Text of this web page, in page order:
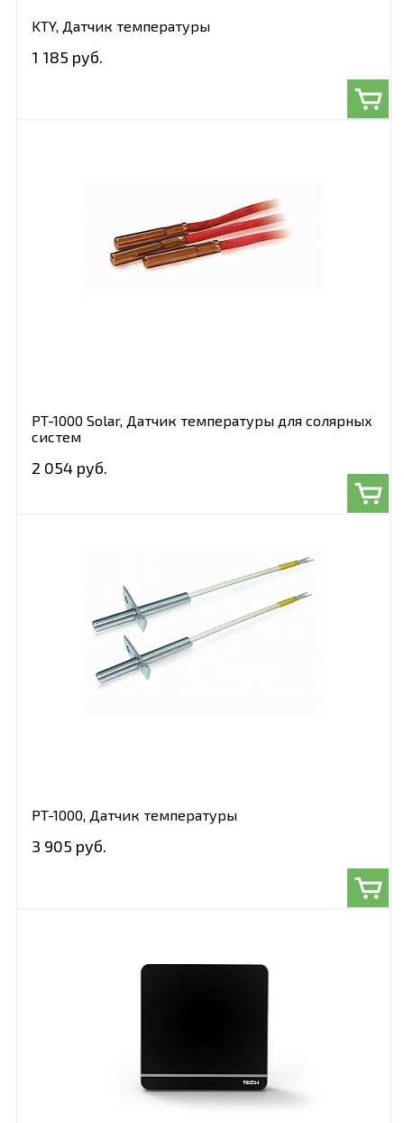
KTY, Датчик температуры
1 185 руб.
PT-1000 Solar, Датчик температуры для солярных
систем
2 054 руб.
PT-1000, Датчик температуры
3 905 руб.